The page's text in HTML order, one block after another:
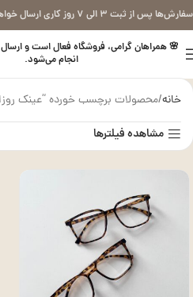
سفارش‌ها پس از ثبت ۳ الی ۷ روز کاری ارسال خواهند شد .
🌸 همراهان گرامی، فروشگاه فعال است و
انجام می‌شود.
خانه محصولات برچسب خورده “عینک
مشاهده فیلترها